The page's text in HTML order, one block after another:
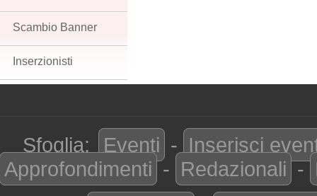
Scambio Banner
Inserzionisti
Sfoglia: Eventi - Inserisci
Approfondimenti - Redazionali -